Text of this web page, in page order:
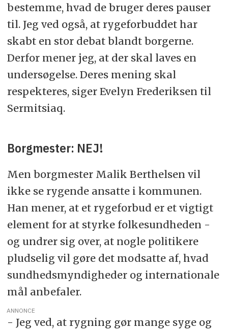
bestemme, hvad de bruger deres pauser
til. Jeg ved også, at rygeforbuddet har
skabt en stor debat blandt borgerne.
Derfor mener jeg, at der skal laves en
undersøgelse. Deres mening skal
respekteres, siger Evelyn Frederiksen til
Sermitsiaq.
Borgmester: NEJ!
Men borgmester Malik Berthelsen vil
ikke se rygende ansatte i kommunen.
Han mener, at et rygeforbud er et vigtigt
element for at styrke folkesundheden -
og undrer sig over, at nogle politikere
pludselig vil gøre det modsatte af, hvad
sundhedsmyndigheder og internationale
mål anbefaler.
ANNONCE
- Jeg ved, at rygning gør mange syge og